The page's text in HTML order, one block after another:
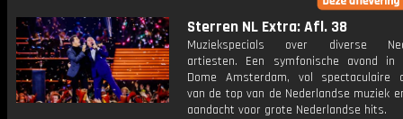
Sterren NL Extra: Afl. 38
Muziekspecials over diverse
artiesten. Een symfonische avond in
Dome Amsterdam, vol spectaculaire
van de top van de Nederlandse muziek
aandacht voor grote Nederlandse hits.